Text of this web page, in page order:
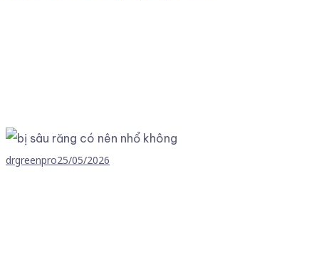
drgreenpro25/05/2026